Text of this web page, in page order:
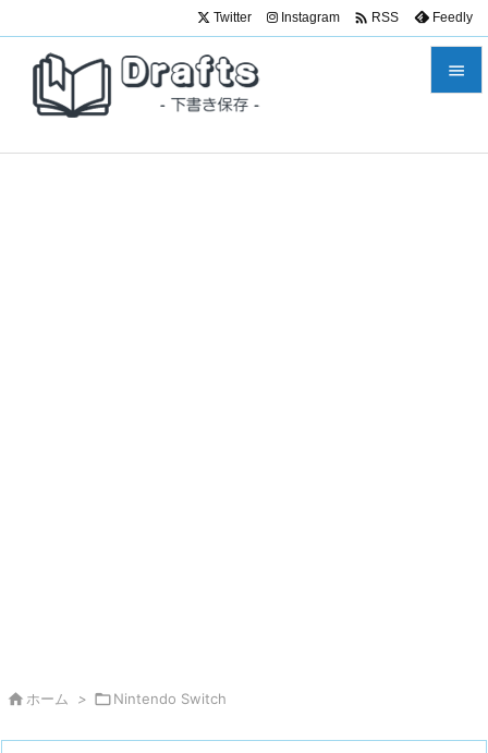

Twitter Instagram  RSS Feedly
 ホーム > Nintendo Switch